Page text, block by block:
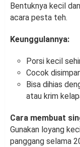
Bentuknya kecil
acara pesta teh.
Keunggulannya:
Porsi kecil
Cocok
Bisa dihias
atau krim
Cara membuat
Gunakan loyang
panggang selama